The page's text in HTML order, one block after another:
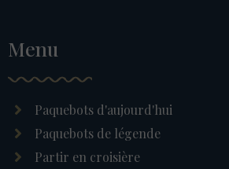
Menu
Paquebots d'aujourd'hui
Paquebots de légende
Partir en croisière